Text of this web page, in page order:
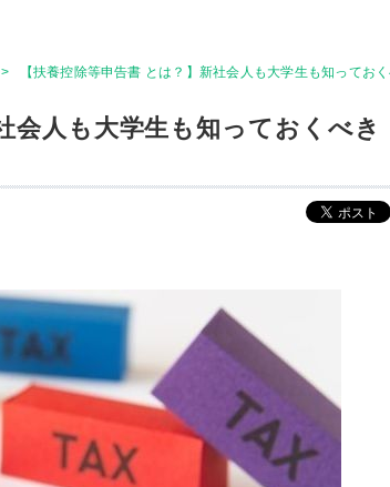
> 【扶養控除等申告書 とは？】新社会人も大学生も知ってお
会人も大学生も知っておくべき